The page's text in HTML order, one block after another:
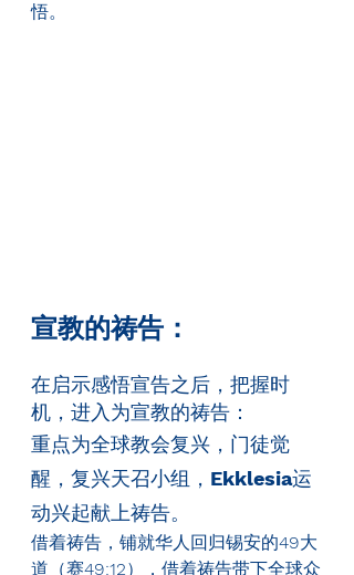
悟。
宣教的祷告：
在启示感悟宣告之后，把握时
机，进入为宣教的祷告：
重点为全球教会复兴，门徒觉
醒，复兴天召小组， Ekklesia运
动兴起献上祷告。
借着祷告，铺就华人回归锡安的49大
道（赛49:12），借着祷告带下全球众